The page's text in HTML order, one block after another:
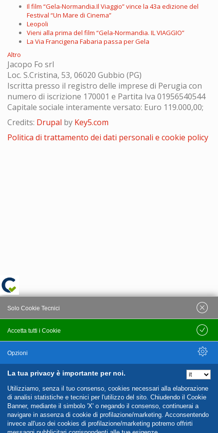
Il film “Gela-Normandia.Il Viaggio” vince la 43a edizione del
Festival “Un Mare di Cinema”
Leopoli
Vieni alla prima del film “Gela-Normandia. IL VIAGGIO”
La Via Francigena Fabaria passa per Gela
Altro
Jacopo Fo srl
Loc. S.Cristina, 53, 06020 Gubbio (PG)
Iscritta presso il registro delle imprese di Perugia con
numero di iscrizione 170001 e Partita Iva 01956540544
Capitale sociale interamente versato: Euro 119.000,00;
Credits: Drupal by Key5.com
Politica di trattamento dei dati personali e cookie policy
La tua privacy è importante per noi.
Utilizziamo, senza il tuo consenso, cookies necessari alla elaborazione
di analisi statistiche e tecnici per l'utilizzo del sito. Chiudendo il Cookie
Banner, mediante il simbolo 'X' o negando il consenso, continuerai a
navigare in assenza di cookie di profilazione/marketing. Acconsentendo
invece all'uso dei cookies di profilazione/marketing potremo offrirti
Accetta tutti i Cookie
Solo Cookie Tecnici
Salva
Opzioni
Nascondi Opzioni